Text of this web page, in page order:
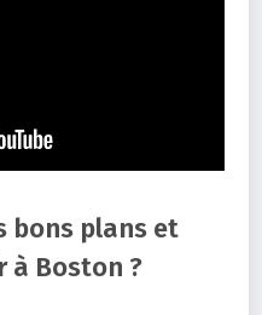
bons plans et
à Boston ?